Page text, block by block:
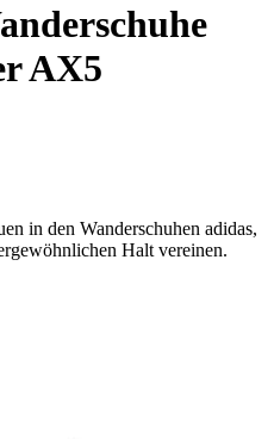
AX5
in den Wanderschuhen adidas,
Halt vereinen.